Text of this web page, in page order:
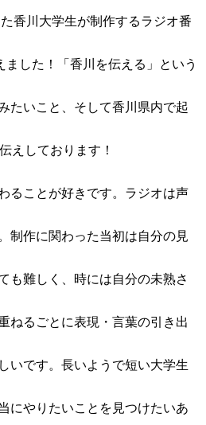
香川大学生が制作するラジオ番
した！「香川を伝える」という
たいこと、そして香川県内で起
えしております！
ることが好きです。ラジオは声
制作に関わった当初は自分の見
も難しく、時には自分の未熟さ
ねるごとに表現・言葉の引き出
いです。長いようで短い大学生
にやりたいことを見つけたいあ